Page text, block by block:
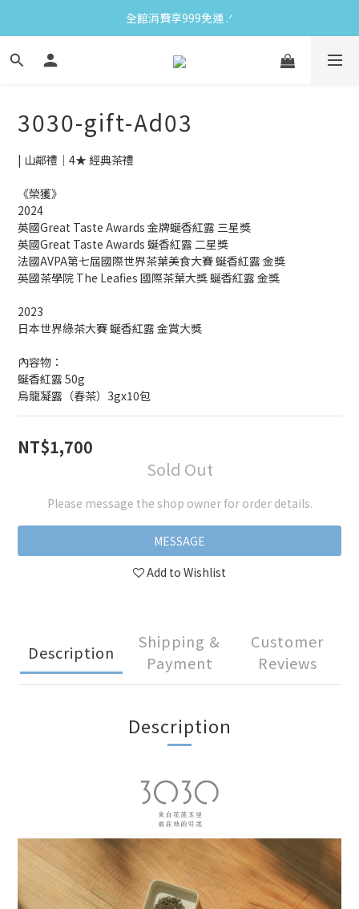
全館消費享999免運 ‪‪.ᐟ
3030-gift-Ad03
| 山鄰禮｜4★ 經典茶禮
《榮獲》
2024
英國Great Taste Awards 金牌蜒香紅露 三星獎
英國Great Taste Awards 蜒香紅露 二星獎
法國AVPA第七屆國際世界茶葉美食大賽 蜒香紅露 金獎
英國茶學院 The Leafies 國際茶葉大獎 蜒香紅露 金獎
2023
日本世界綠茶大賽 蜒香紅露 金賞大獎
內容物：
蜒香紅露 50g
烏龍凝露（春茶）3gx10包
NT$1,700
Sold Out
Please message the shop owner for order details.
MESSAGE
Add to Wishlist
Description
Shipping &
Payment
Customer
Reviews
Description